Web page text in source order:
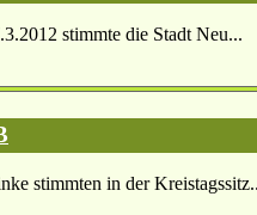
stimmte die Stadt Neu...
stimmten in der